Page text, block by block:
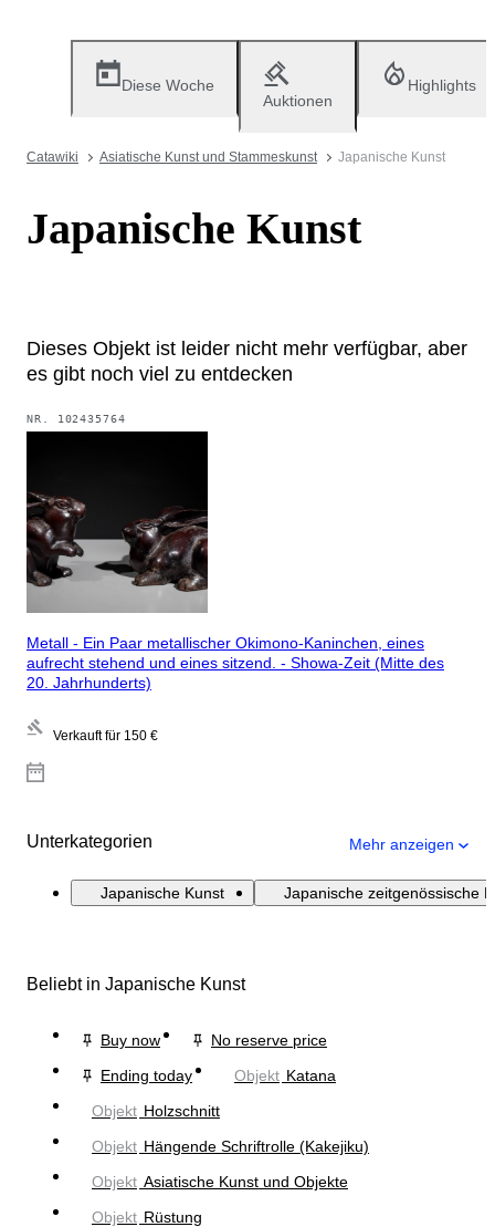
Diese Woche
Auktionen
Highlights
Catawiki Asiatische Kunst und Stammeskunst Japanische Kunst
Japanische Kunst
Dieses Objekt ist leider nicht mehr verfügbar, aber
es gibt noch viel zu entdecken
NR. 102435764
Metall - Ein Paar metallischer Okimono-Kaninchen, eines
aufrecht stehend und eines sitzend. - Showa-Zeit (Mitte des
20. Jahrhunderts)
Verkauft für 150 €
Unterkategorien Mehr anzeigen
Japanische Kunst Japanische zeitgenössische
Beliebt in Japanische Kunst
Buy now
No reserve price
Ending today
Objekt Katana
Objekt Holzschnitt
Objekt Hängende Schriftrolle (Kakejiku)
Objekt Asiatische Kunst und Objekte
Objekt Rüstung